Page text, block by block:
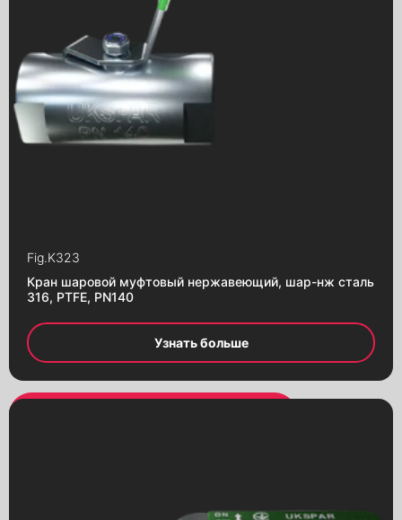
Fig.K323
Кран шаровой муфтовый нержавеющий, шар-нж сталь
316, PTFE, PN140
Узнать больше